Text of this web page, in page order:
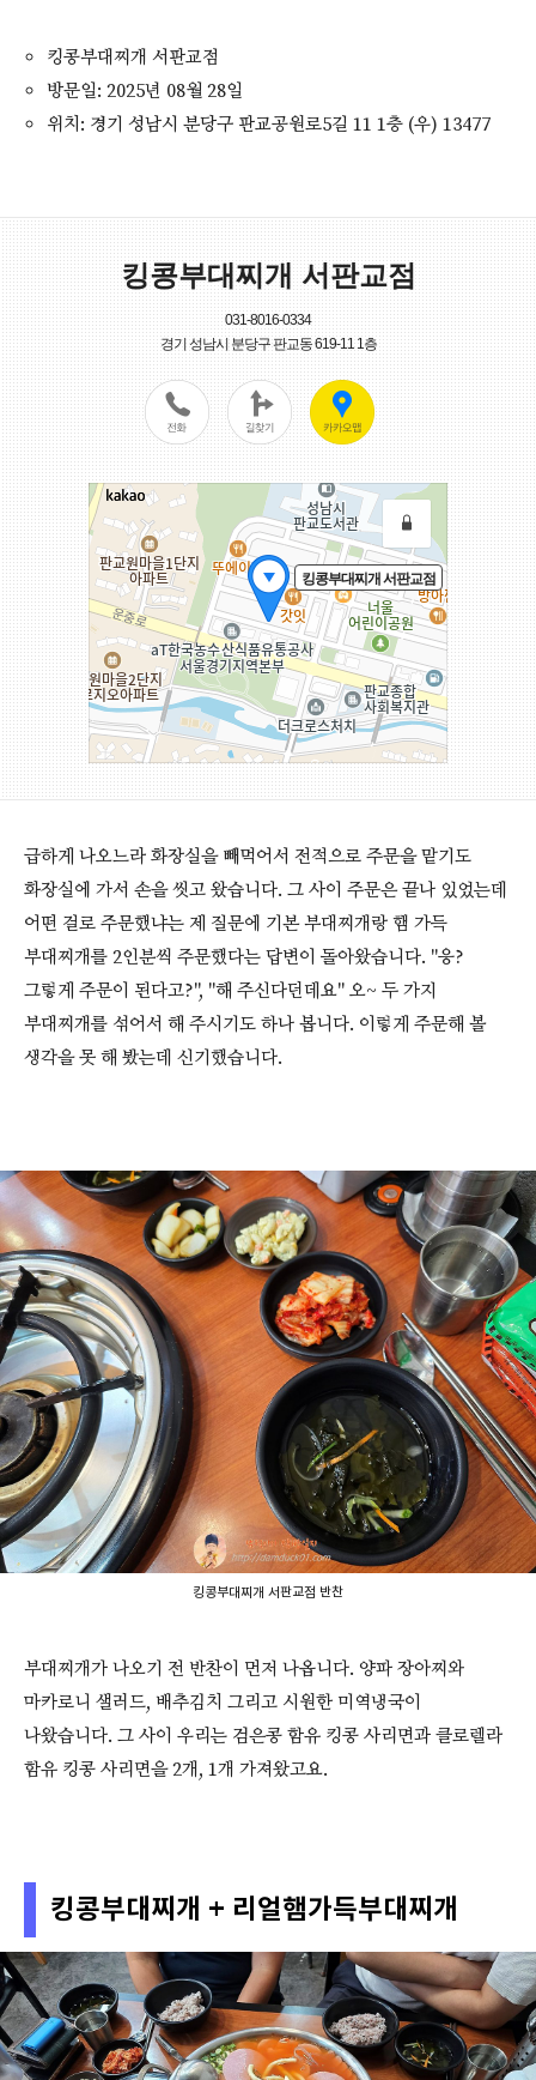
킹콩부대찌개 서판교점
방문일: 2025년 08월 28일
위치: 경기 성남시 분당구 판교공원로5길 11 1층 (우) 13477
급하게 나오느라 화장실을 빼먹어서 전적으로 주문을 맡기도
화장실에 가서 손을 씻고 왔습니다. 그 사이 주문은 끝나 있었는데
어떤 걸로 주문했냐는 제 질문에 기본 부대찌개랑 햄 가득
부대찌개를 2인분씩 주문했다는 답변이 돌아왔습니다. "응?
그렇게 주문이 된다고?", "해 주신다던데요" 오~ 두 가지
부대찌개를 섞어서 해 주시기도 하나 봅니다. 이렇게 주문해 볼
생각을 못 해 봤는데 신기했습니다.
킹콩부대찌개 서판교점 반찬
부대찌개가 나오기 전 반찬이 먼저 나옵니다. 양파 장아찌와
마카로니 샐러드, 배추김치 그리고 시원한 미역냉국이
나왔습니다. 그 사이 우리는 검은콩 함유 킹콩 사리면과 클로렐라
함유 킹콩 사리면을 2개, 1개 가져왔고요.
킹콩부대찌개 + 리얼햄가득부대찌개